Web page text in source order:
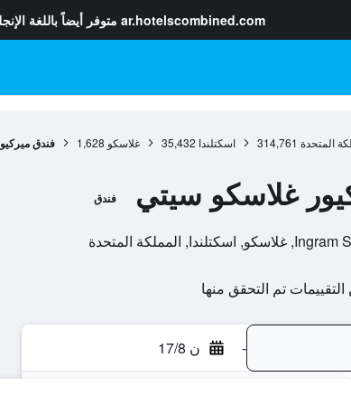
ar.hotelscombined.com متوفر أيضاً باللغة
المتحدة 314,761 اسكتلندا 35,432 غلاسكو 1,628 فندق
غلاسكو سيتي فندق
- ن 17/8